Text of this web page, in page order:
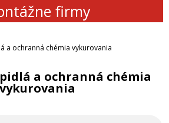
firmy
a ochranná chémia vykurovania
a ochranná chémia
vykurovania